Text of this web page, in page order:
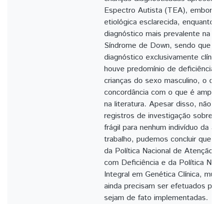
Espectro Autista (TEA), embora
etiológica esclarecida, enquanto
diagnóstico mais prevalente na
Síndrome de Down, sendo que
diagnóstico exclusivamente
houve predomínio de deficiência
crianças do sexo masculino, o
concordância com o que é
na literatura. Apesar disso, não
registros de investigação sobre
frágil para nenhum indivíduo da
trabalho, pudemos concluir que,
da Política Nacional de Atenção
com Deficiência e da Política
Integral em Genética Clínica,
ainda precisam ser efetuados
sejam de fato implementadas.